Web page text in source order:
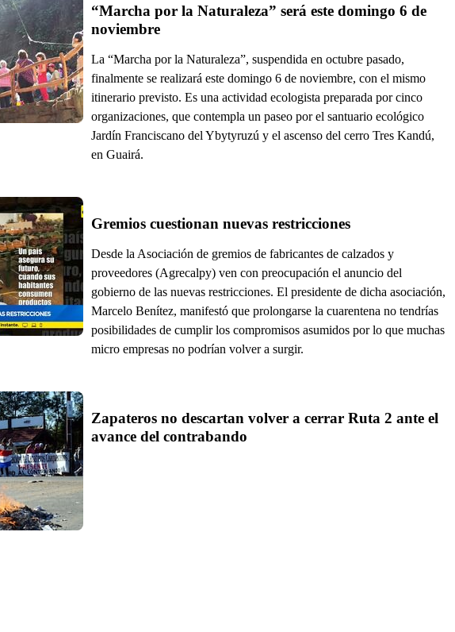
“Marcha por la Naturaleza” será este domingo 6 de
noviembre
La “Marcha por la Naturaleza”, suspendida en octubre pasado,
finalmente se realizará este domingo 6 de noviembre, con el mismo
itinerario previsto. Es una actividad ecologista preparada por cinco
organizaciones, que contempla un paseo por el santuario ecológico
Jardín Franciscano del Ybytyruzú y el ascenso del cerro Tres Kandú,
en Guairá.
Desde la Asociación de gremios de fabricantes de calzados y
proveedores (Agrecalpy) ven con preocupación el anuncio del
gobierno de las nuevas restricciones. El presidente de dicha asociación,
Marcelo Benítez, manifestó que prolongarse la cuarentena no tendrías
posibilidades de cumplir los compromisos asumidos por lo que muchas
micro empresas no podrían volver a surgir.
Zapateros no descartan volver a cerrar Ruta 2 ante el
avance del contrabando